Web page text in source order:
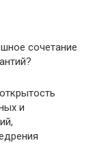
сочетание
и